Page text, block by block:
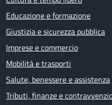
Educazione e formazione
Giustizia e sicurezza pubblica
Imprese e commercio
Mobilità e trasporti
Salute, benessere e assistenza
Tributi, finanze e